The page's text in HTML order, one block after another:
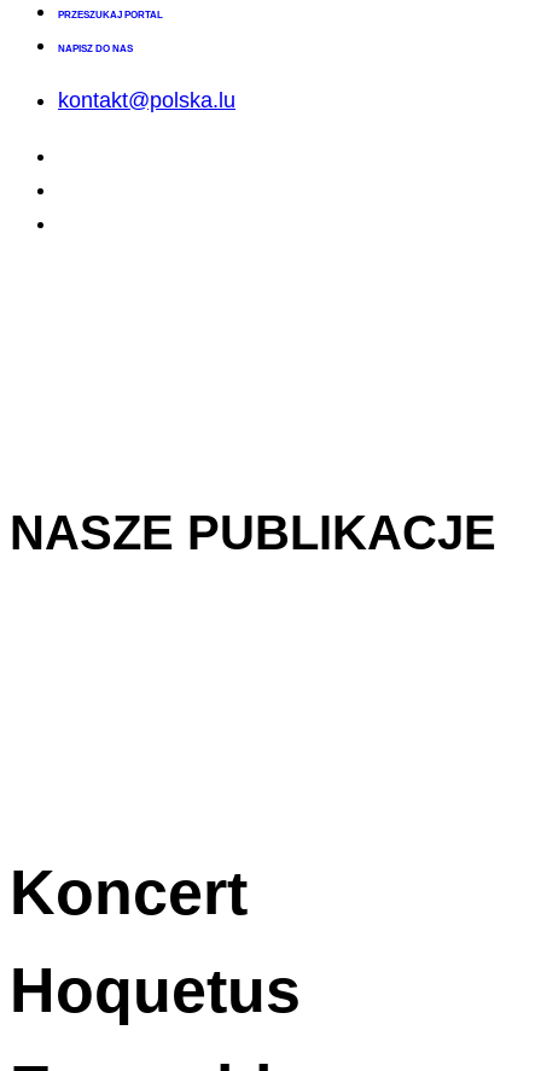
PRZESZUKAJ PORTAL
NAPISZ DO NAS
kontakt@polska.lu
NASZE PUBLIKACJE
Koncert
Hoquetus